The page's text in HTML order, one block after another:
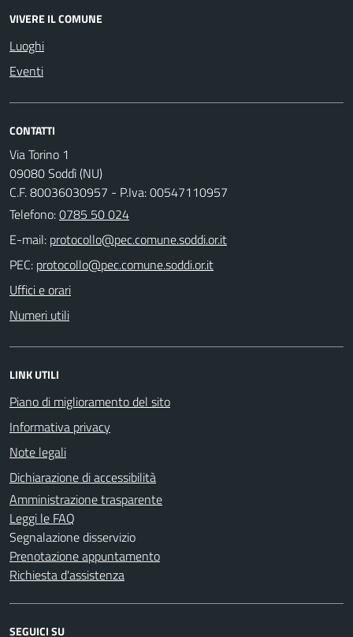
VIVERE IL COMUNE
Luoghi
Eventi
CONTATTI
Via Torino 1
09080 Soddì (NU)
C.F. 80036030957 - P.Iva: 00547110957
Telefono:0785 50 024
E-mail:
PEC:
Uffici e orari
Numeri utili
LINK UTILI
Piano di miglioramento del sito
Informativa privacy
Note legali
Dichiarazione di accessibilità
Amministrazione trasparente
Leggi le FAQ
Segnalazione disservizio
Prenotazione appuntamento
Richiesta d'assistenza
SEGUICI SU